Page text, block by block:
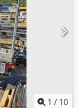
1 / 10